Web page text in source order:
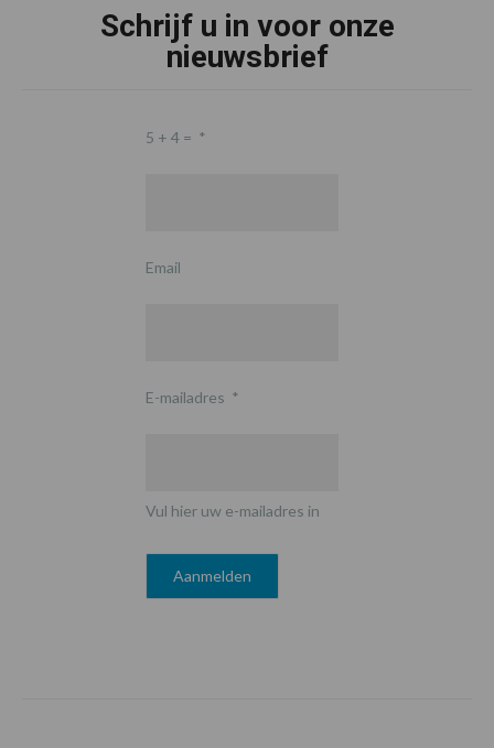
Schrijf u in voor onze
nieuwsbrief
5 + 4 = *
Email
E-mailadres *
Vul hier uw e-mailadres in